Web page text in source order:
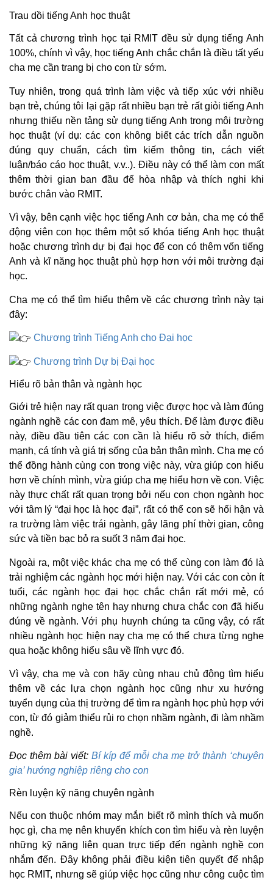
Trau dồi tiếng Anh học thuật
Tất cả chương trình học tại RMIT đều sử dụng tiếng Anh
100%, chính vì vậy, học tiếng Anh chắc chắn là điều tất yếu
cha mẹ cần trang bị cho con từ sớm.
Tuy nhiên, trong quá trình làm việc và tiếp xúc với nhiều
bạn trẻ, chúng tôi lại gặp rất nhiều bạn trẻ rất giỏi tiếng Anh
nhưng thiếu nền tảng sử dụng tiếng Anh trong môi trường
học thuật (ví dụ: các con không biết các trích dẫn nguồn
đúng quy chuẩn, cách tìm kiếm thông tin, cách viết
luận/báo cáo học thuật, v.v..). Điều này có thể làm con mất
thêm thời gian ban đầu để hòa nhập và thích nghi khi
bước chân vào RMIT.
Vì vậy, bên cạnh việc học tiếng Anh cơ bản, cha mẹ có thể
động viên con học thêm một số khóa tiếng Anh học thuật
hoặc chương trình dự bị đại học để con có thêm vốn tiếng
Anh và kĩ năng học thuật phù hợp hơn với môi trường đại
học.
Cha mẹ có thể tìm hiểu thêm về các chương trình này tại
đây:
Chương trình Tiếng Anh cho Đại học
Chương trình Dự bị Đại học
Hiểu rõ bản thân và ngành học
Giới trẻ hiện nay rất quan trọng việc được học và làm đúng
ngành nghề các con đam mê, yêu thích. Để làm được điều
này, điều đầu tiên các con cần là hiểu rõ sở thích, điểm
mạnh, cá tính và giá trị sống của bản thân mình. Cha mẹ có
thể đồng hành cùng con trong việc này, vừa giúp con hiểu
hơn về chính mình, vừa giúp cha mẹ hiểu hơn về con. Việc
này thực chất rất quan trọng bởi nếu con chọn ngành học
với tâm lý “đại học là học đại”, rất có thể con sẽ hối hận và
ra trường làm việc trái ngành, gây lãng phí thời gian, công
sức và tiền bạc bỏ ra suốt 3 năm đại học.
Ngoài ra, một việc khác cha mẹ có thể cùng con làm đó là
trải nghiệm các ngành học mới hiện nay. Với các con còn ít
tuổi, các ngành học đại học chắc chắn rất mới mẻ, có
những ngành nghe tên hay nhưng chưa chắc con đã hiểu
đúng về ngành. Với phụ huynh chúng ta cũng vậy, có rất
nhiều ngành học hiện nay cha mẹ có thể chưa từng nghe
qua hoặc không hiểu sâu về lĩnh vực đó.
Vì vậy, cha mẹ và con hãy cùng nhau chủ động tìm hiểu
thêm về các lựa chọn ngành học cũng như xu hướng
tuyển dụng của thị trường để tìm ra ngành học phù hợp với
con, từ đó giảm thiểu rủi ro chọn nhầm ngành, đi làm nhầm
nghề.
Đọc thêm bài viết: Bí kíp để mỗi cha mẹ trở thành ‘chuyên
gia’ hướng nghiệp riêng cho con
Rèn luyện kỹ năng chuyên ngành
Nếu con thuộc nhóm may mắn biết rõ mình thích và muốn
học gì, cha mẹ nên khuyến khích con tìm hiểu và rèn luyện
những kỹ năng liên quan trực tiếp đến ngành nghề con
nhắm đến. Đây không phải điều kiện tiên quyết để nhập
học RMIT, nhưng sẽ giúp việc học cũng như công cuộc tìm